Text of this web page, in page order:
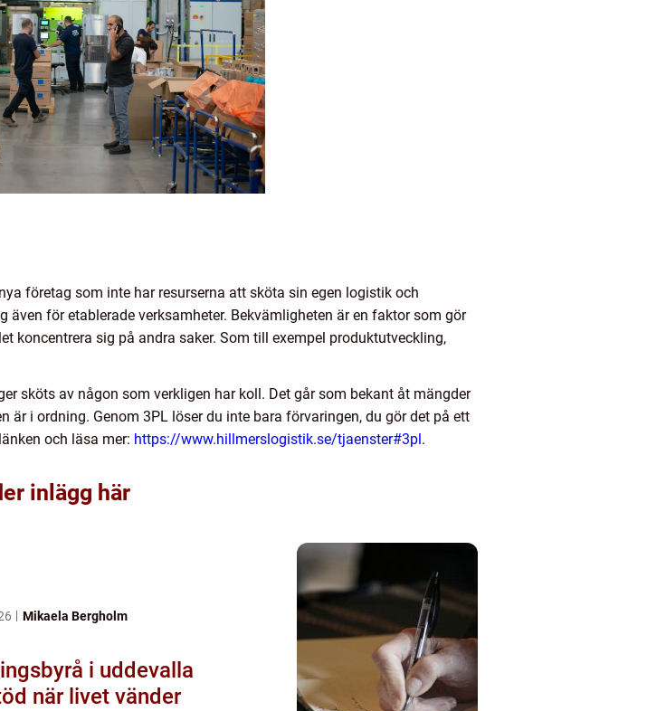
företag som inte har resurserna att sköta sin egen logistik och
för etablerade verksamheter. Bekvämligheten är en faktor som gör
sig på andra saker. Som till exempel produktutveckling,
sköts av någon som verkligen har koll. Det går som bekant åt mängder
i ordning. Genom 3PL löser du inte bara förvaringen, du gör det på ett
och läsa mer: https://www.hillmerslogistik.se/tjaenster#3pl .
inlägg här
Mikaela Bergholm
i uddevalla
när livet vänder